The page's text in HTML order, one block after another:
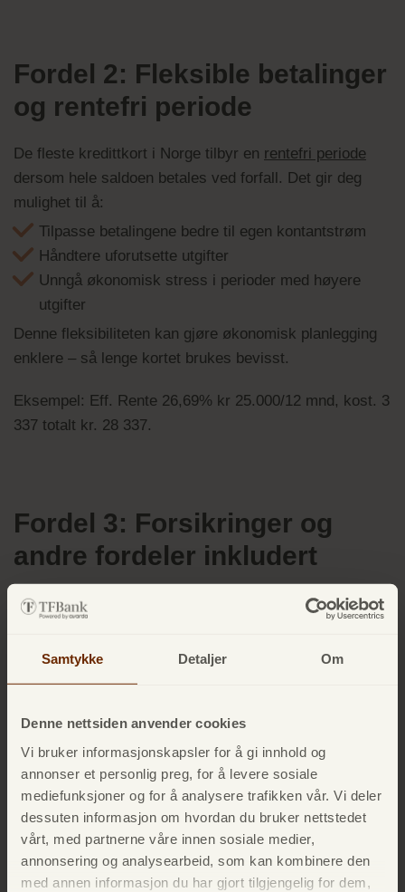
Samtykke Detaljer Om
Denne nettsiden anvender cookies
Vi bruker informasjonskapsler for å gi innhold og
annonser et personlig preg, for å levere sosiale
mediefunksjoner og for å analysere trafikken vår. Vi deler
dessuten informasjon om hvordan du bruker nettstedet
vårt, med partnerne våre innen sosiale medier,
annonsering og analysearbeid, som kan kombinere den
med annen informasjon du har gjort tilgjengelig for dem,
Fordel 2: Fleksible betalinger
og rentefri periode
De fleste kredittkort i Norge tilbyr en rentefri periode
dersom hele saldoen betales ved forfall. Det gir deg
mulighet til å:
Tilpasse betalingene bedre til egen kontantstrøm
Håndtere uforutsette utgifter
Unngå økonomisk stress i perioder med høyere
utgifter
Denne fleksibiliteten kan gjøre økonomisk planlegging
enklere – så lenge kortet brukes bevisst.
Eksempel: Eff. Rente 26,69% kr 25.000/12 mnd, kost. 3
337 totalt kr. 28 337.
Fordel 3: Forsikringer og
andre fordeler inkludert
Mange kredittkort kommer med fordeler som gir reell
Reiseforsikring
når reisen betales med kortet
Kjøpsbeskyttelse
For mange betyr dette at kredittkortet kan dekke behov
som ellers ville krevd separate forsikringer eller
tjenester.
Eksempel: Eff. Rente 26,69% kr 25.000/12 mnd, kost. 3
337 totalt kr. 28 337.